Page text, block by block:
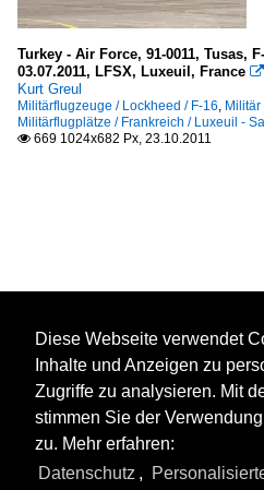
Turkey - Air Force, 91-0011, Tusas,
03.07.2011, LFSX, Luxeuil, France 
Kurt Greul
Militärflugzeuge / Lockheed / F-16, Militär
Militärflugplätze / Frankreich / Luxeuil -
 669 1024x682 Px, 23.10.2011
Diese Webseite verwendet
Inhalte und Anzeigen zu
Zugriffe zu analysieren. Mit
stimmen Sie der
zu. Mehr erfahren:
Datenschutz ,